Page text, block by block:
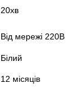
20хв
Від мережі 220В
Білий
12 місяців